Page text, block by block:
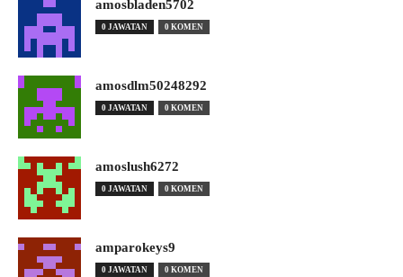
amosbladen5702
0 JAWATAN 0 KOMEN
amosdlm50248292
0 JAWATAN 0 KOMEN
amoslush6272
0 JAWATAN 0 KOMEN
amparokeys9
0 JAWATAN 0 KOMEN